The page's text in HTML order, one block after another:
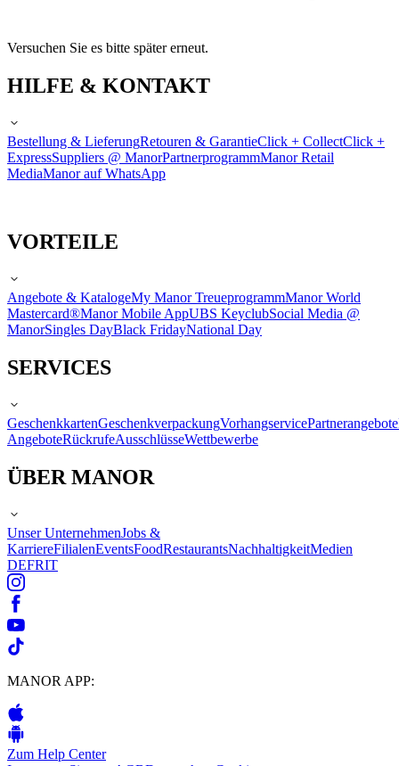
Versuchen Sie es bitte später erneut.
HILFE & KONTAKT
Bestellung & LieferungRetouren & GarantieClick + CollectClick +
ExpressSuppliers @ ManorPartnerprogrammManor Retail
MediaManor auf WhatsApp
VORTEILE
Angebote & KatalogeMy Manor TreueprogrammManor World
Mastercard®Manor Mobile AppUBS KeyclubSocial Media @
ManorSingles DayBlack FridayNational Day
SERVICES
GeschenkkartenGeschenkverpackungVorhangservicePartnerangebote
AngeboteRückrufeAusschlüsseWettbewerbe
ÜBER MANOR
Unser UnternehmenJobs &
KarriereFilialenEventsFoodRestaurantsNachhaltigkeitMedien
DEFRIT
MANOR APP:
Zum Help Center